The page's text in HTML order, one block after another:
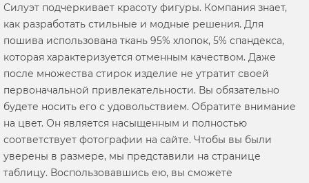
Силуэт подчеркивает красоту фигуры. Компания знает,
как разработать стильные и модные решения. Для
пошива использована ткань 95% хлопок, 5% спандекса,
которая характеризуется отменным качеством. Даже
после множества стирок изделие не утратит своей
первоначальной привлекательности. Вы обязательно
будете носить его с удовольствием. Обратите внимание
на цвет. Он является насыщенным и полностью
соответствует фотографии на сайте. Чтобы вы были
уверены в размере, мы представили на странице
таблицу. Воспользовавшись ею, вы сможете